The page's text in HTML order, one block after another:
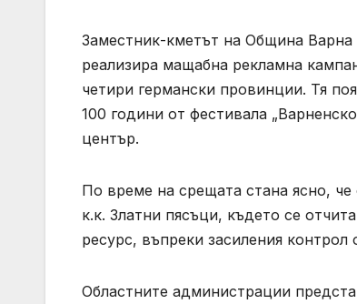
Заместник-кметът на Община
реализира мащабна рекламна
четири германски провинции. Тя
100 години от фестивала
център.
По време на срещата стана ясно,
к.к. Златни пясъци, където се
ресурс, въпреки засиления
Областните администрации